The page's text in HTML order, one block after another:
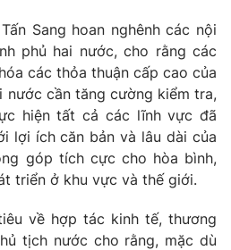
- 024.38 355 932
897 897
Sang hoan nghênh các nội
phủ hai nước, cho rằng các
các thỏa thuận cấp cao của
nước cần tăng cường kiểm tra,
hiện tất cả các lĩnh vực đã
lợi ích căn bản và lâu dài của
góp tích cực cho hòa bình,
triển ở khu vực và thế giới.
về hợp tác kinh tế, thương
tịch nước cho rằng, mặc dù